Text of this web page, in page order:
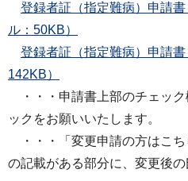
登録者証（指定難病）申請
ル：50KB）
登録者証（指定難病）申請
142KB）
・・・申請書上部のチェック
ックをお願いいたします。
・・・「変更申請の方はこち
の記載がある部分に、変更後の